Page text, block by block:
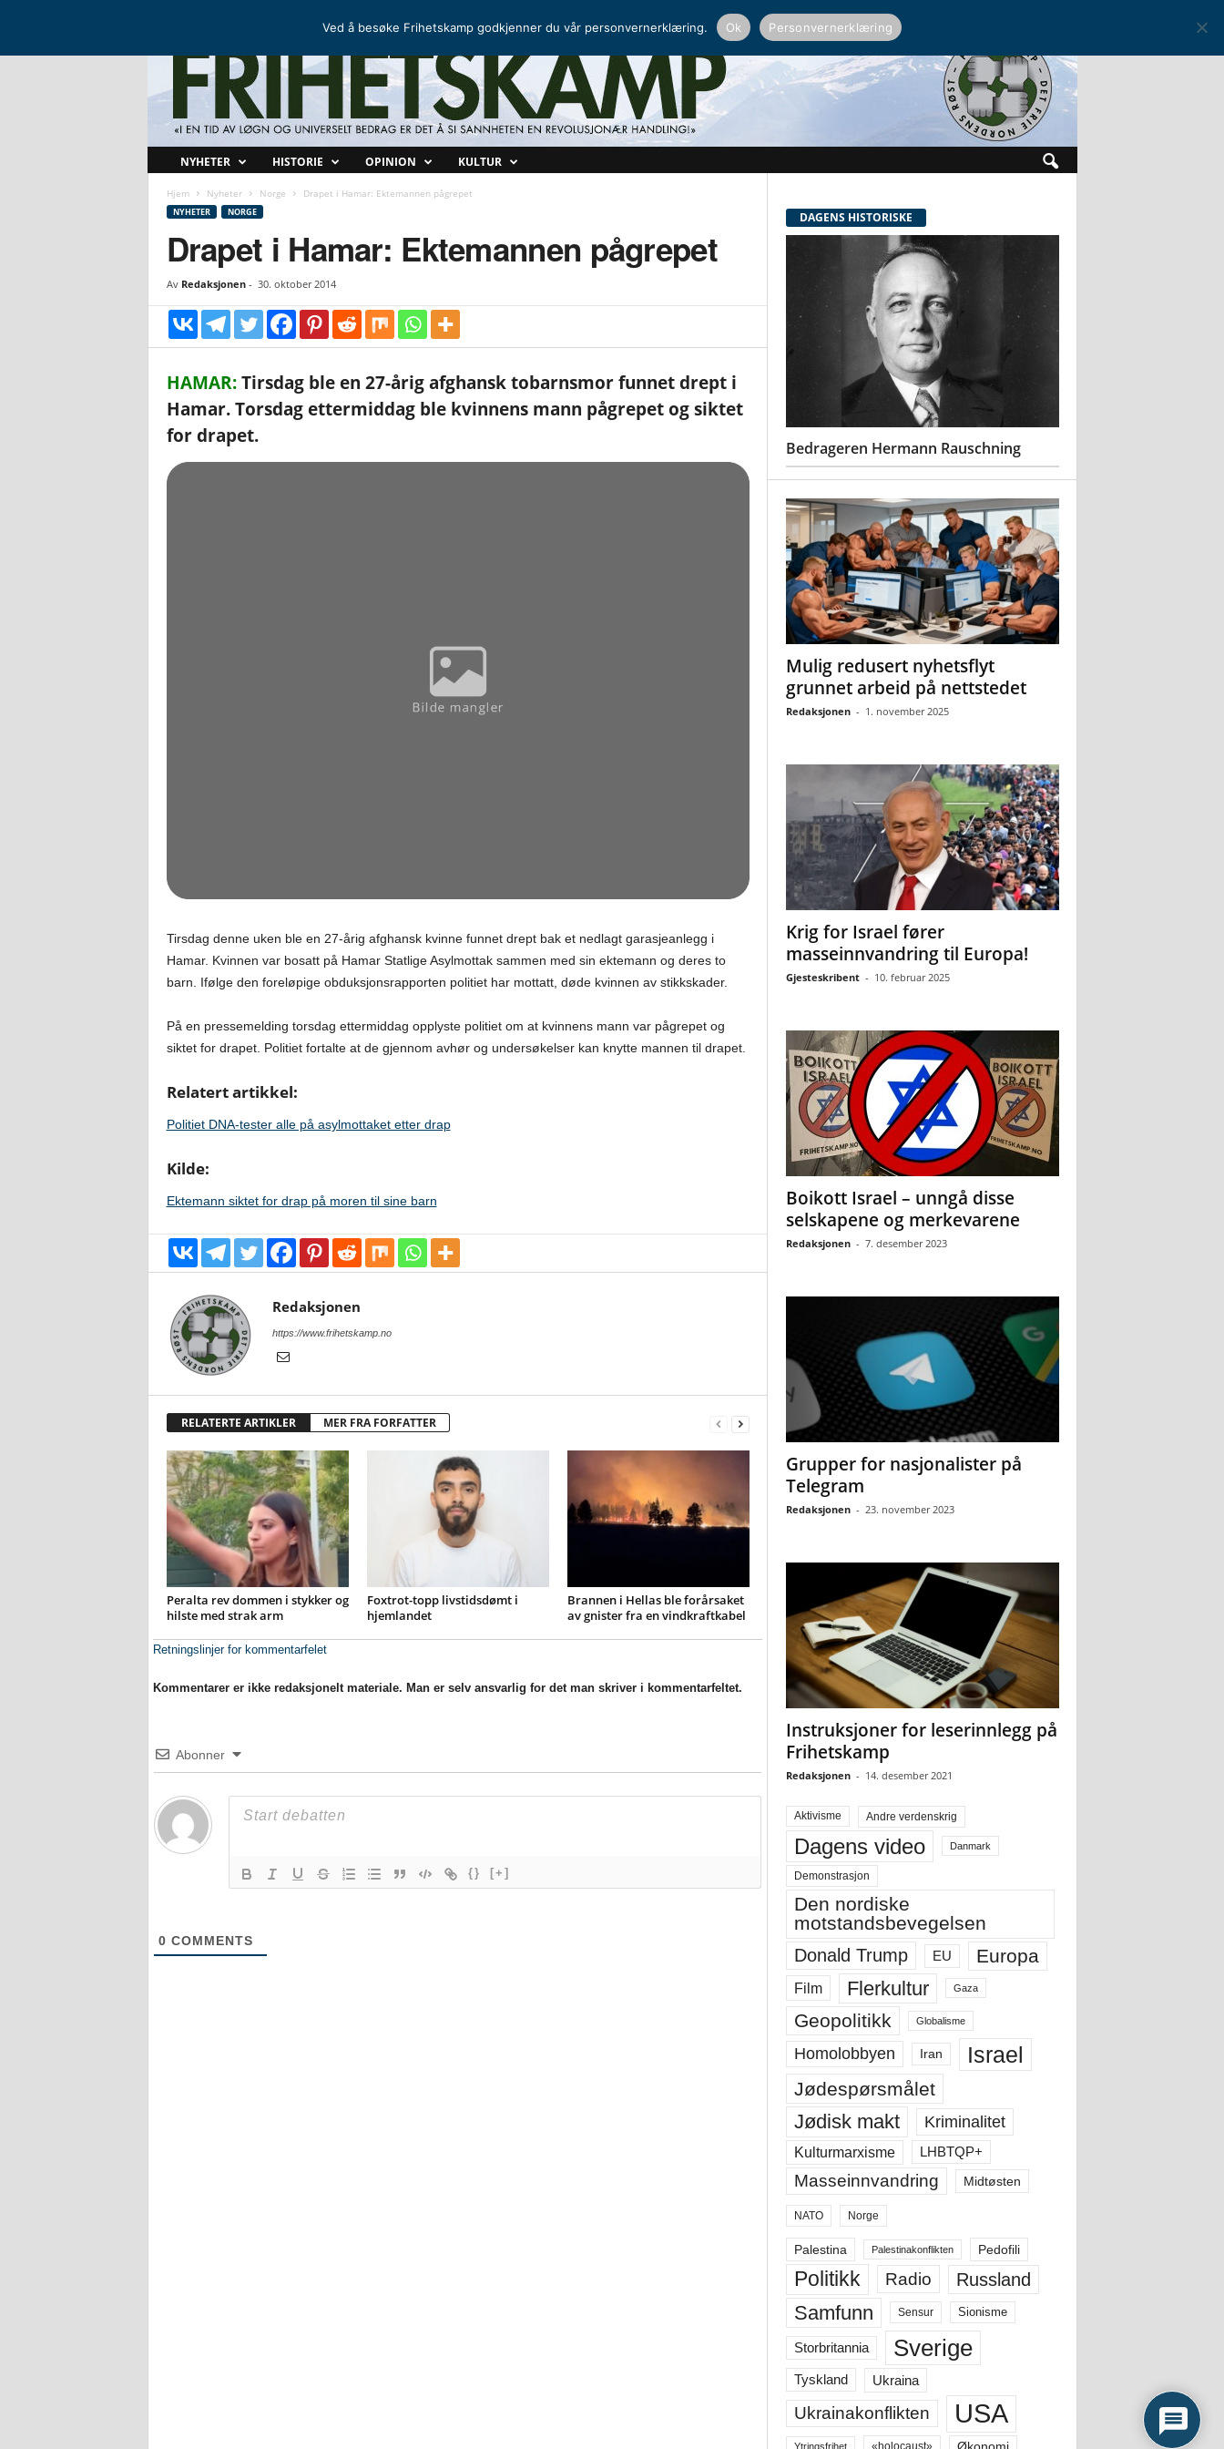
r
a
p
NYHETER HISTORIE OPINION KULTUR
Hjem Nyheter Norge Drapet i Hamar: Ektemannen pågrepet
NYHETER NORGE
Drapet i Hamar: Ektemannen pågrepet
Av Redaksjonen- 30. oktober 2014
HAMAR:Tirsdag ble en 27-årig afghansk tobarnsmor funnet drept i
Hamar. Torsdag ettermiddag ble kvinnens mann pågrepet og siktet
for drapet.
Tirsdag denne uken ble en 27-årig afghansk kvinne funnet drept bak et nedlagt garasjeanlegg i
Hamar. Kvinnen var bosatt på Hamar Statlige Asylmottak sammen med sin ektemann og deres to
barn. Ifølge den foreløpige obduksjonsrapporten politiet har mottatt, døde kvinnen av stikkskader.
På en pressemelding torsdag ettermiddag opplyste politiet om at kvinnens mann var pågrepet og
siktet for drapet. Politiet fortalte at de gjennom avhør og undersøkelser kan knytte mannen til drapet.
Relatert artikkel:
Politiet DNA-tester alle på asylmottaket etter drap
Kilde:
Ektemann siktet for drap på moren til sine barn
Redaksjonen
https://www.frihetskamp.no
RELATERTE ARTIKLER MER FRA FORFATTER
Peralta rev dommen i stykker og
hilste med strak arm
Foxtrot-topp livstidsdømt i
hjemlandet
Brannen i Hellas ble forårsaket
av gnister fra en vindkraftkabel
Retningslinjer for kommentarfelet
Kommentarer er ikke redaksjonelt materiale. Man er selv ansvarlig for det man skriver i kommentarfeltet.
Abonner
{} [+]
0 COMMENTS
DAGENS HISTORISKE
Bedrageren Hermann Rauschning
Mulig redusert nyhetsflyt
grunnet arbeid på nettstedet
Redaksjonen - 1. november 2025
Krig for Israel fører
masseinnvandring til Europa!
Gjesteskribent - 10. februar 2025
Boikott Israel – unngå disse
selskapene og merkevarene
Redaksjonen - 7. desember 2023
Grupper for nasjonalister på
Telegram
Redaksjonen - 23. november 2023
Instruksjoner for leserinnlegg på
Frihetskamp
Redaksjonen - 14. desember 2021
Aktivisme Andre verdenskrig
Dagens video Danmark
Demonstrasjon
Den nordiske
motstandsbevegelsen
Donald Trump EU Europa
Film Flerkultur Gaza
Geopolitikk Globalisme
Homolobbyen Iran Israel
Jødespørsmålet
Jødisk makt Kriminalitet
Kulturmarxisme LHBTQP+
Masseinnvandring Midtøsten
NATO Norge
Palestina Palestinakonflikten Pedofili
Politikk Radio Russland
Samfunn Sensur Sionisme
Storbritannia Sverige
Tyskland Ukraina
Ukrainakonflikten USA
Ytringsfrihet
Ved å besøke Frihetskamp godkjenner du vår personvernerklæring. Ok Personvernerklæring